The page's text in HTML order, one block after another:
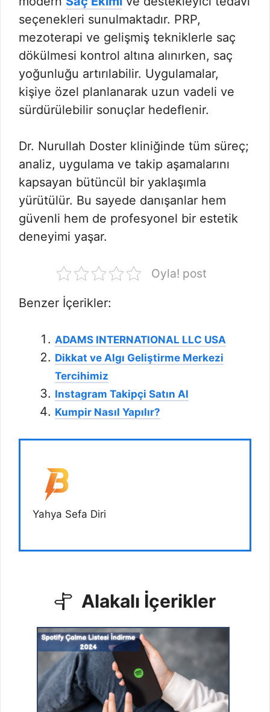
seçenekleri sunulmaktadır. PRP,
mezoterapi ve gelişmiş tekniklerle saç
dökülmesi kontrol altına alınırken, saç
yoğunluğu artırılabilir. Uygulamalar,
kişiye özel planlanarak uzun vadeli ve
sürdürülebilir sonuçlar hedeflenir.
Dr. Nurullah Doster kliniğinde tüm süreç;
analiz, uygulama ve takip aşamalarını
kapsayan bütüncül bir yaklaşımla
yürütülür. Bu sayede danışanlar hem
güvenli hem de profesyonel bir estetik
deneyimi yaşar.
Oyla! post
Benzer İçerikler:
ADAMS INTERNATIONAL LLC USA
Dikkat ve Algı Geliştirme Merkezi
Tercihimiz
Instagram Takipçi Satın Al
Kumpir Nasıl Yapılır?
Yahya Sefa Diri
Alakalı İçerikler